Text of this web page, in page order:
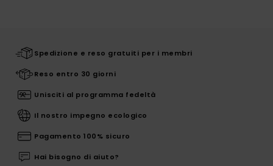
Spedizione e reso gratuiti per i membri
Reso entro 30 giorni
Unisciti al programma fedeltà
Il nostro impegno ecologico
Pagamento 100% sicuro
Hai bisogno di aiuto?